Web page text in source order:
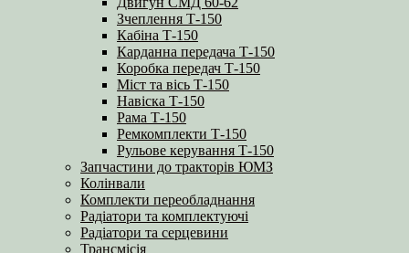
Зчеплення Т-150
Кабіна Т-150
Карданна передача Т-150
Коробка передач Т-150
Міст та вісь Т-150
Навіска Т-150
Рама Т-150
Ремкомплекти Т-150
Рульове керування Т-150
Запчастини до тракторів ЮМЗ
Колінвали
Комплекти переобладнання
Радіатори та комплектуючі
Радіатори та серцевини
Трансмісія